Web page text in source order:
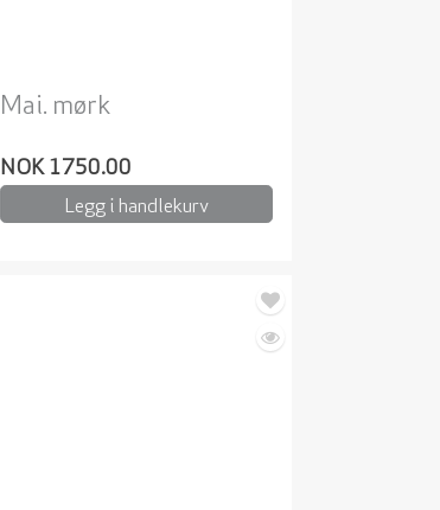
Mai. mørk
NOK 1750.00
Legg i handlekurv